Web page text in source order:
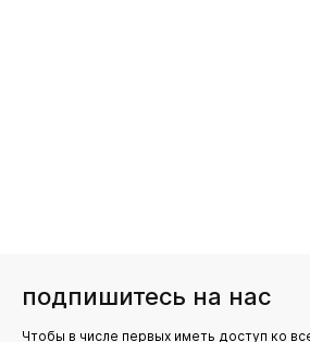
подпишитесь на нас
Чтобы в числе первых иметь доступ ко